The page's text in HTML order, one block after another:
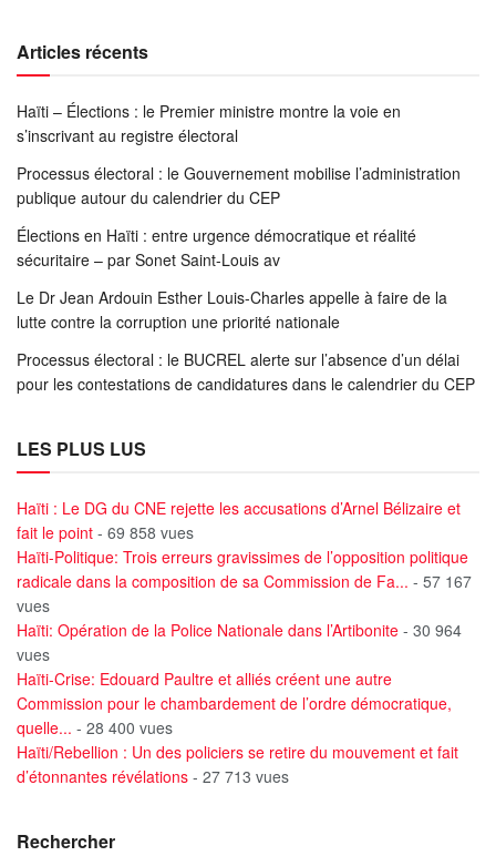
Articles récents
Haïti – Élections : le Premier ministre montre la voie en
s’inscrivant au registre électoral
Processus électoral : le Gouvernement mobilise l’administration
publique autour du calendrier du CEP
Élections en Haïti : entre urgence démocratique et réalité
sécuritaire – par Sonet Saint-Louis av
Le Dr Jean Ardouin Esther Louis-Charles appelle à faire de la
lutte contre la corruption une priorité nationale
Processus électoral : le BUCREL alerte sur l’absence d’un délai
pour les contestations de candidatures dans le calendrier du CEP
LES PLUS LUS
Haïti : Le DG du CNE rejette les accusations d’Arnel Bélizaire et
fait le point - 69 858 vues
Haïti-Politique: Trois erreurs gravissimes de l’opposition politique
radicale dans la composition de sa Commission de Fa... - 57 167
vues
Haïti: Opération de la Police Nationale dans l’Artibonite - 30 964
vues
Haïti-Crise: Edouard Paultre et alliés créent une autre
Commission pour le chambardement de l’ordre démocratique,
quelle... - 28 400 vues
Haïti/Rebellion : Un des policiers se retire du mouvement et fait
d’étonnantes révélations - 27 713 vues
Rechercher